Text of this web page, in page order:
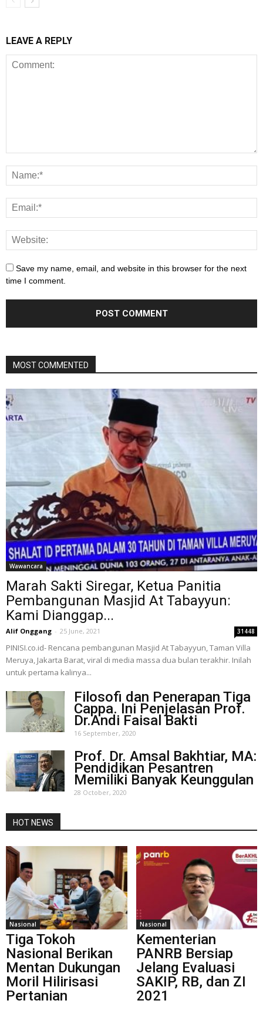
LEAVE A REPLY
Save my name, email, and website in this browser for the next
time I comment.
MOST COMMENTED
Wawancara
Marah Sakti Siregar, Ketua Panitia
Pembangunan Masjid At Tabayyun:
Kami Dianggap...
Alif Onggang - 25 June, 2021 31448
PINISI.co.id- Rencana pembangunan Masjid At Tabayyun, Taman Villa
Meruya, Jakarta Barat, viral di media massa dua bulan terakhir. Inilah
untuk pertama kalinya...
Filosofi dan Penerapan Tiga
Cappa. Ini Penjelasan Prof.
Dr.Andi Faisal Bakti
16 September, 2020
Prof. Dr. Amsal Bakhtiar, MA:
Pendidikan Pesantren
Memiliki Banyak Keunggulan
28 October, 2020
HOT NEWS
Nasional
Tiga Tokoh
Nasional Berikan
Mentan Dukungan
Moril Hilirisasi
Pertanian
Nasional
Kementerian
PANRB Bersiap
Jelang Evaluasi
SAKIP, RB, dan ZI
2021